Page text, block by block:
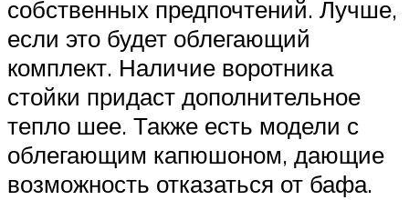
собственных предпочтений. Лучше,
если это будет облегающий
комплект. Наличие воротника
стойки придаст дополнительное
тепло шее. Также есть модели с
облегающим капюшоном, дающие
возможность отказаться от бафа.